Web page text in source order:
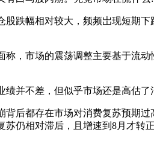
幅相对较大，频频岀现短期下
市场的震荡调整主要基于流动
不差，但似乎市场还是高估了
都存在市场对消费复苏预期过
苏仍相对滞后，且增速到8月才转